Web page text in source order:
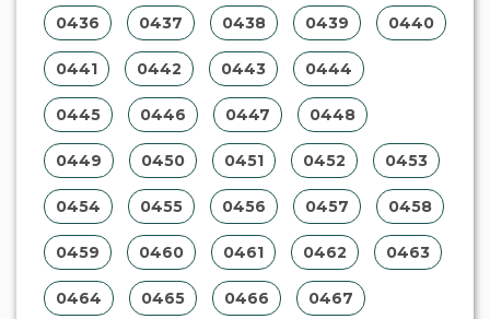
0436 0437 0438 0439 0440
0441 0442 0443 0444
0445 0446 0447 0448
0449 0450 0451 0452 0453
0454 0455 0456 0457 0458
0459 0460 0461 0462 0463
0464 0465 0466 0467